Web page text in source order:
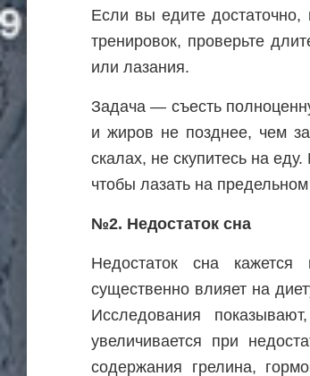
Если вы едите
тренировок, проверьте
или лазания.
Задача — съесть
и жиров не позднее, чем
скалах, не скупитесь на
чтобы лазать на
№2. Недостаток сна
Недостаток сна
существенно влияет на
Исследования
увеличивается при
содержания грелина,